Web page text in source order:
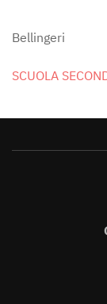
Bellingeri
SCUOLA